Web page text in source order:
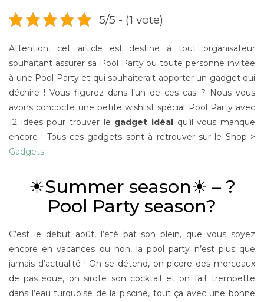
5/5 - (1 vote)
Attention, cet article est destiné à tout organisateur
souhaitant assurer sa Pool Party ou toute personne invitée
à une Pool Party et qui souhaiterait apporter un gadget qui
déchire ! Vous figurez dans l’un de ces cas ? Nous vous
avons concocté une petite wishlist spécial Pool Party avec
12 idées pour trouver le gadget idéal
qu’il vous manque
encore ! Tous ces gadgets sont à retrouver sur le Shop >
Gadgets
☀Summer season☀ – ?
Pool Party season?
C’est le début août, l’été bat son plein, que vous soyez
encore en vacances ou non, la pool party n’est plus que
jamais d’actualité ! On se détend, on picore des morceaux
de pastèque, on sirote son cocktail et on fait trempette
dans l’eau turquoise de la piscine, tout ça avec une bonne